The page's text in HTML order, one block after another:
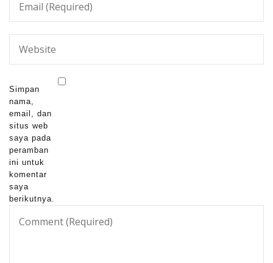
Simpan
nama,
email, dan
situs web
saya pada
peramban
ini untuk
komentar
saya
berikutnya.